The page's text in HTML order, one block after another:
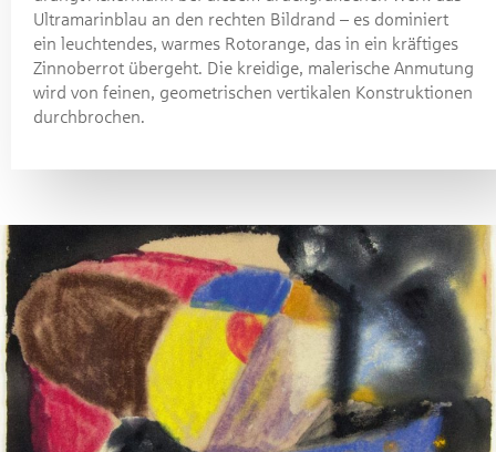
Ultramarinblau an den rechten Bildrand – es dominiert
ein leuchtendes, warmes Rotorange, das in ein kräftiges
Zinnoberrot übergeht. Die kreidige, malerische Anmutung
wird von feinen, geometrischen vertikalen Konstruktionen
durchbrochen.